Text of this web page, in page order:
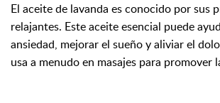
El aceite de lavanda es conocido por sus
relajantes. Este aceite esencial puede
ansiedad, mejorar el sueño y aliviar el
usa a menudo en masajes para promover